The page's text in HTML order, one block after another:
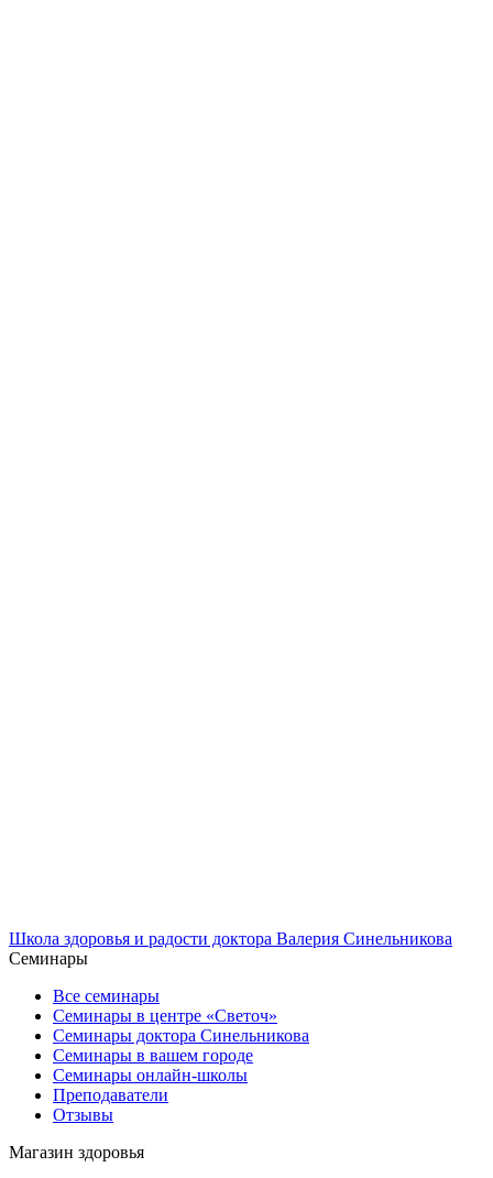
Школа здоровья и радости доктора Валерия Синельникова
Семинары
Все семинары
Семинары в центре «Светоч»
Семинары доктора Синельникова
Семинары в вашем городе
Семинары онлайн-школы
Преподаватели
Отзывы
Магазин здоровья